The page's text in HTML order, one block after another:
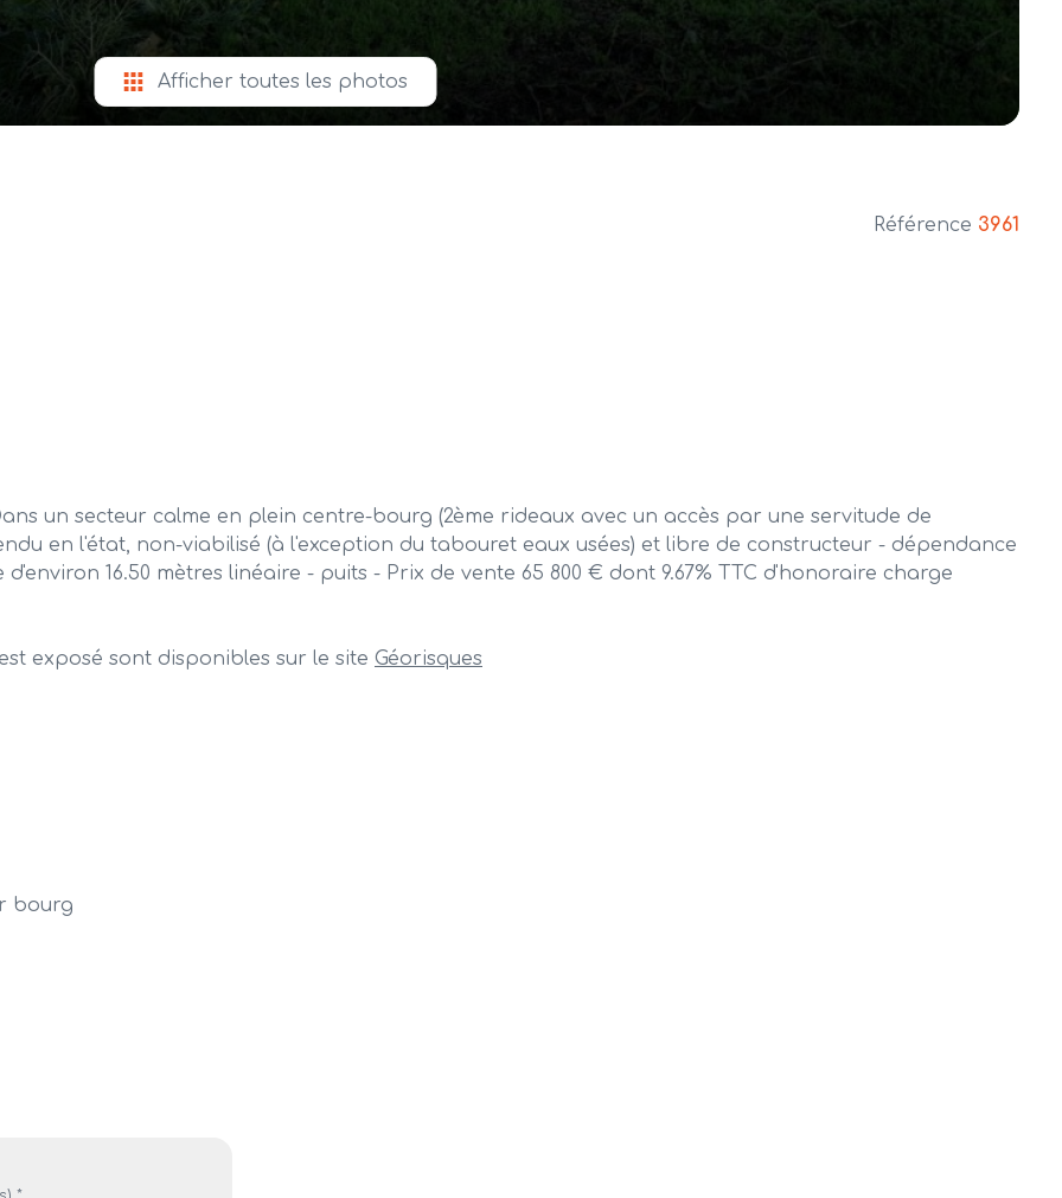
Afficher toutes les photos
Référence 3961
un secteur calme en plein centre-bourg (2ème rideaux avec un accès par une servitude de
en l'état, non-viabilisé (à l'exception du tabouret eaux usées) et libre de constructeur - dépendance
16.50 mètres linéaire - puits - Prix de vente 65 800 € dont 9.67% TTC d'honoraire charge
exposé sont disponibles sur le site Géorisques
bourg